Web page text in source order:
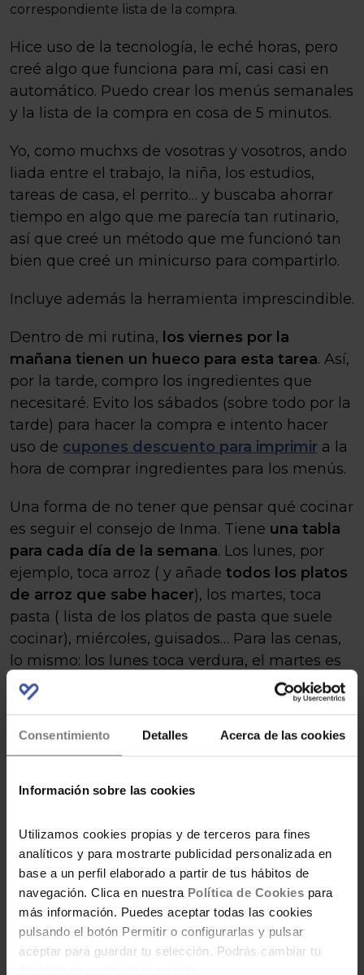
Consentimiento Detalles Acerca de las cookies
Información sobre las cookies
Utilizamos cookies propias y de terceros para fines
analíticos y para mostrarte publicidad personalizada en
base a un perfil elaborado a partir de tus hábitos de
navegación. Clica en nuestra Política de Cookies para
más información. Puedes aceptar todas las cookies
pulsando el botón Permitir o configurarlas y pulsar
aceptar para guardar tu selección. Podrás cambiar tu
correspondiente lista de la compra.
Hice uso de la tecnología, le eché horas, pero
creé algo que funciona para mí, casi casi en
automático. Puedo crear los menús semanales
y la lista de la compra en cosa de 5 minutos.
Yo, como muchxs de vosotras y vosotros, ando
liada entre el trabajo, la niña, los estudios,
tareas de casa, el perrito… y buscaba ahorrar
tiempo en algo que me parecía tan rutinario,
así que creé un método que me funcionó tan
bien que creé un minicurso para compartirlo.
Incluye además la herramienta imprescindible.
Dentro de mi rutina, los viernes por la
mañana tienen un hueco para esta tarea. Así,
por la tarde, compro los ingredientes que
necesitaré. Evito los sábados (sobre todo por la
tarde) para hacer la compra e intento hacer
uso de cupones descuento para imprimir a la
hora de comprar ingredientes para los menús.
Una forma de no tener que pensar qué cocinar
es seguir el consejo de Inma. Tiene una tabla
para cada día de la semana. Los lunes, por
ejemplo, toca arroz ( y añade todos los platos
de arroz que sabe hacer), los martes, toca
pasta ( lista de los platos de pasta que suele
cocinar), miércoles, guisados… Para las cenas,
lo mismo: los lunes toca verdura, el martes es
el día de la tortilla, miércoles pescado. Estole
sirve como guía para no tener que pensar
qué cocinar
y cómo hacerlo cada vez.
una especie de “carta de bar”, como le llama
ingredientes que necesita para elaborar cada
receta.
En resumen, unplanificador de menús
semanalespuede ayudarte aorganizar las
comidas de la semana y asegurarte de que
tienes todos los ingredientes que necesitas a